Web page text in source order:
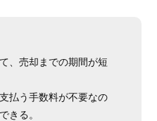
、売却までの期間が短
払う手数料が不要なの
きる。